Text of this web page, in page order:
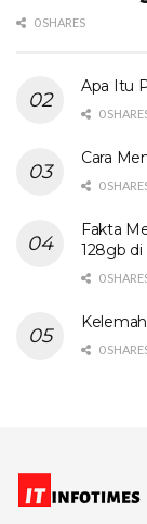
0 SHARES
Apa Itu
0
Cara
0
Fakta
128gb di
0
0